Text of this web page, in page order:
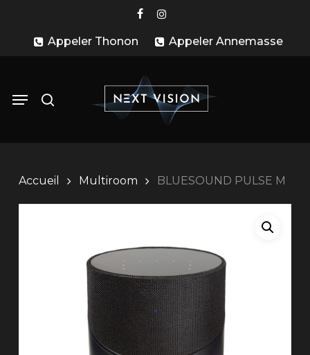
facebook
instagram
Appeler Thonon
Appeler Annemasse
Menu
Accueil Multiroom BLUESOUND PULSE M